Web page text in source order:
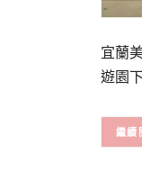
宜蘭
遊園